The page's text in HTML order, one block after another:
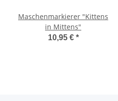
Maschenmarkierer "Kittens
in Mittens"
10,95 € *